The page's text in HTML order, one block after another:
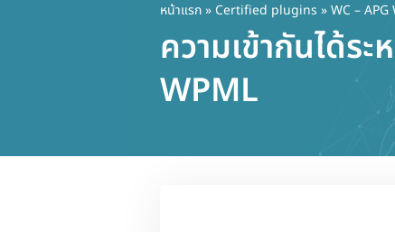
หน้าแรก» Certified plugins » WC –
ความเข้ากันได้ร
WPML